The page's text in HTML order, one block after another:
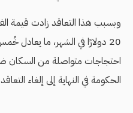
وبسبب هذا التعاقد زادت قيمة
20 دولارًا في الشهر، ما
احتجاجات متواصلة من
الحكومة في النهاية إلى إلغاء